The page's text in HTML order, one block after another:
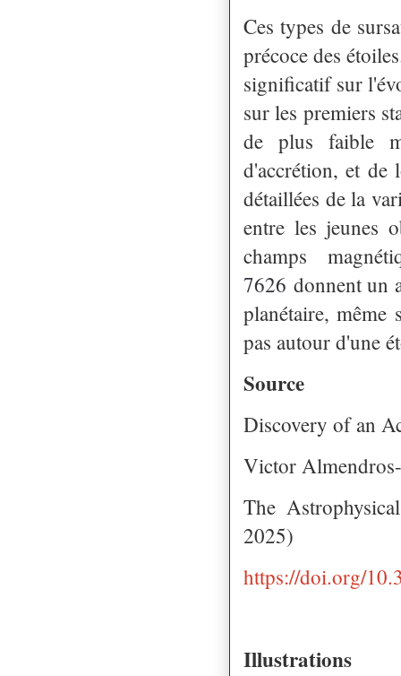
Ces types de
précoce des
significatif sur
sur les premiers
de plus faible
d'accrétion, et de
détaillées de la
entre les jeunes
champs
7626 donnent un
planétaire, même
pas autour d'une
Source
Discovery of an
Victor
The
2025)
https://doi.org/
Illustrations